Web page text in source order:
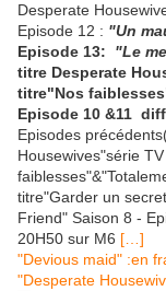
Desperate
Episode 12 : "Un
Episode 13: "Le
titre Desperate
titre"Nos
Episode 10 &11
Episodes
Housewives"série
titre"Garder un
Friend" Saison 8 -
20H50 sur M6 […]
"Devious maid" :en
"Desperate